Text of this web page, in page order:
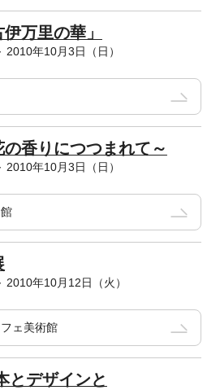
万里の華」
年10月3日（日）
香りにつつまれて～
年10月3日（日）
年10月12日（火）
ェ美術館
とデザインと